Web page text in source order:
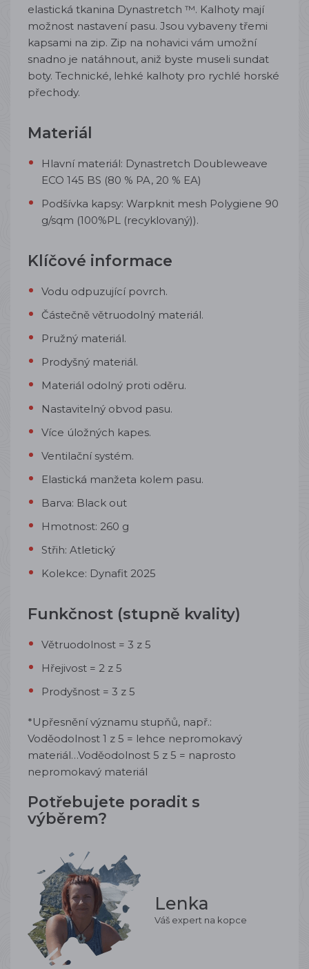
elastická tkanina Dynastretch ™. Kalhoty mají
možnost nastavení pasu. Jsou vybaveny třemi
kapsami na zip. Zip na nohavici vám umožní
snadno je natáhnout, aniž byste museli sundat
boty. Technické, lehké kalhoty pro rychlé horské
přechody.
Materiál
Hlavní materiál: Dynastretch Doubleweave
ECO 145 BS (80 % PA, 20 % EA)
Podšívka kapsy: Warpknit mesh Polygiene 90
g/sqm (100%PL (recyklovaný)).
Klíčové informace
Vodu odpuzující povrch.
Částečně větruodolný materiál.
Pružný materiál.
Prodyšný materiál.
Materiál odolný proti oděru.
Nastavitelný obvod pasu.
Více úložných kapes.
Ventilační systém.
Elastická manžeta kolem pasu.
Barva: Black out
Hmotnost: 260 g
Střih: Atletický
Kolekce: Dynafit 2025
Funkčnost (stupně kvality)
Větruodolnost = 3 z 5
Hřejivost = 2 z 5
Prodyšnost = 3 z 5
*Upřesnění významu stupňů, např.:
Voděodolnost 1 z 5 = lehce nepromokavý
materiál…Voděodolnost 5 z 5 = naprosto
nepromokavý materiál
Potřebujete poradit s
výběrem?
Lenka
Váš expert na kopce